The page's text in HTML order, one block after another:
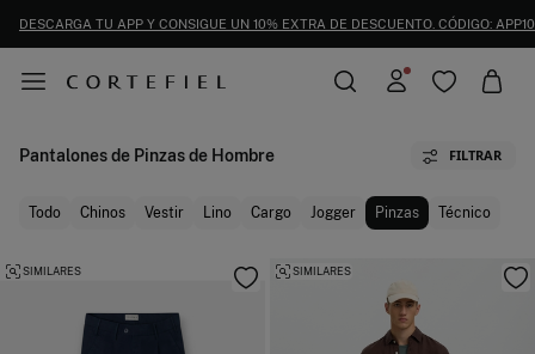
DESCARGA TU APP Y CONSIGUE UN 10% EXTRA DE DESCUENTO. CÓDIGO: APP10
Pantalones de Pinzas de Hombre FILTRAR
Todo Chinos Vestir Lino Cargo Jogger Pinzas Técnico
SIMILARES SIMILARES